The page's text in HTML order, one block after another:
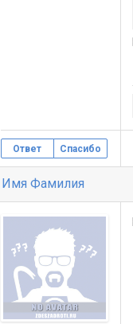
Ответ Спасибо
Имя Фамилия